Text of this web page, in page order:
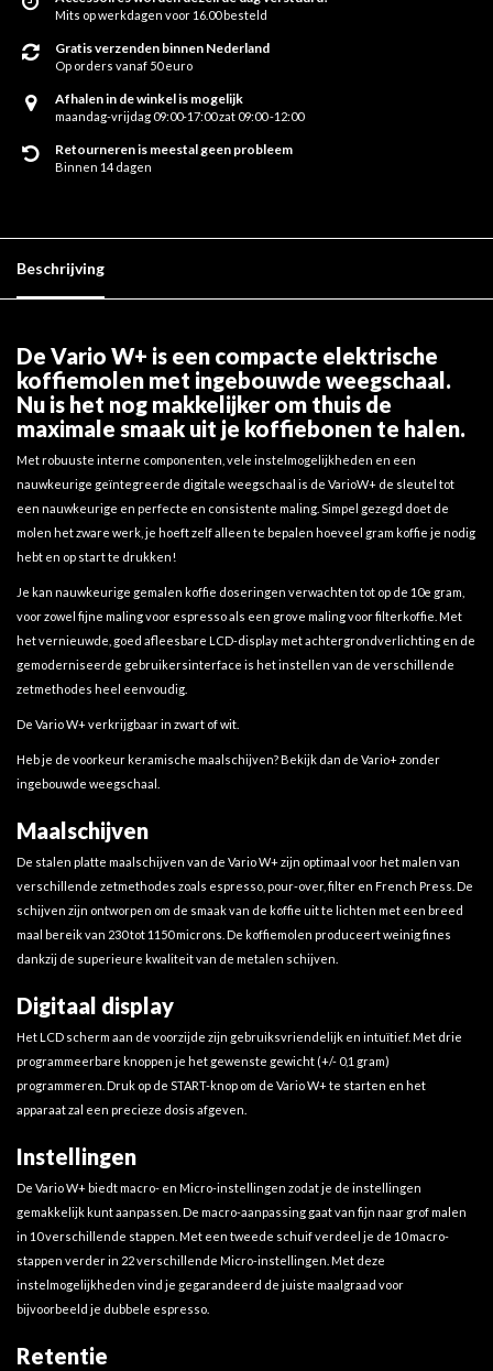
Mits op werkdagen voor 16.00 besteld
Gratis verzenden binnen Nederland
Op orders vanaf 50 euro
Afhalen in de winkel is mogelijk
maandag-vrijdag 09:00-17:00 zat 09:00 -12:00
Retourneren is meestal geen probleem
Binnen 14 dagen
Beschrijving
De Vario W+ is een compacte elektrische
koffiemolen met ingebouwde weegschaal.
Nu is het nog makkelijker om thuis de
maximale smaak uit je koffiebonen te halen.
Met robuuste interne componenten, vele instelmogelijkheden en een
nauwkeurige geïntegreerde digitale weegschaal is de VarioW+ de sleutel tot
een nauwkeurige en perfecte en consistente maling. Simpel gezegd doet de
molen het zware werk, je hoeft zelf alleen te bepalen hoeveel gram koffie je nodig
hebt en op start te drukken!
Je kan nauwkeurige gemalen koffie doseringen verwachten tot op de 10e gram,
voor zowel fijne maling voor espresso als een grove maling voor filterkoffie. Met
het vernieuwde, goed afleesbare LCD-display met achtergrondverlichting en de
gemoderniseerde gebruikersinterface is het instellen van de verschillende
zetmethodes heel eenvoudig.
De Vario W+ verkrijgbaar in zwart of wit.
Heb je de voorkeur keramische maalschijven? Bekijk dan de Vario+zonder
ingebouwde weegschaal.
Maalschijven
De stalen platte maalschijven van de Vario W+ zijn optimaal voor het malen van
verschillende zetmethodes zoals espresso, pour-over, filter en French Press. De
schijven zijn ontworpen om de smaak van de koffie uit te lichten met een breed
maal bereik van 230 tot 1150 microns. De koffiemolen produceert weinig fines
dankzij de superieure kwaliteit van de metalen schijven.
Digitaal display
Het LCD scherm aan de voorzijde zijn gebruiksvriendelijk en intuïtief. Met drie
programmeerbare knoppen je het gewenste gewicht (+/- 0,1 gram)
programmeren. Druk op de START-knop om de Vario W+ te starten en het
apparaat zal een precieze dosis afgeven.
Instellingen
De Vario W+ biedt macro- en Micro-instellingen zodat je de instellingen
gemakkelijk kunt aanpassen. De macro-aanpassing gaat van fijn naar grof malen
in 10 verschillende stappen. Met een tweede schuif verdeel je de 10 macro-
stappen verder in 22 verschillende Micro-instellingen. Met deze
instelmogelijkheden vind je gegarandeerd de juiste maalgraad voor
bijvoorbeeld je dubbele espresso.
Retentie